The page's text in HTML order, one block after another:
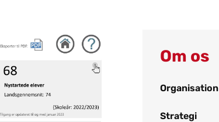
Om os
Organisation
Strategi